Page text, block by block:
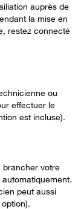
auprès de
la mise en
restez connecté
ou
effectuer le
est incluse).
brancher votre
peut aussi